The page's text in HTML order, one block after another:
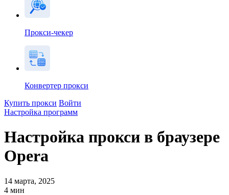
Прокси-чекер
Конвертер прокси
Купить прокси Войти
Настройка программ
Настройка прокси в браузере
Opera
14 марта, 2025
4 мин